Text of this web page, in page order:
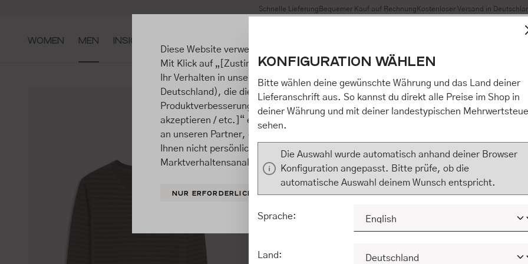
Zur Hauptnavigation springen Schnelle Lieferung Bequemer Kauf auf Rechnung Kostenloser Versand in
WOMEN MEN INSIGHTS
Diese Website verwendet Cookies, um eine bestmögliche Erfahrung bieten zu können.
Mit Klick auf „[Zustimmen / Alles akzeptieren / etc.]“ erteilen Sie Ihre Einwilligung
Ihr Verhalten in unserem Shop an unseren Partner, die shopware AG (Ebbinghoff 10,
Deutschland), die diese Daten Ihnen nicht persönlich zuordnen kann, sie aber zu
Produktverbesserungen, Marktverhaltensanalysen) verarbeiten darf. Mit Klick auf
akzeptieren / etc.]“ erteilen Sie Ihre Einwilligung auch in die Weitergabe über Ihr
an unseren Partner, die shopware AG (Ebbinghoff 10, 48624 Schöppingen,
Ihnen nicht persönlich zuordnen kann, sie aber zu eigenen Zwecken (z.B.
Marktverhaltensanalysen) verarbeiten darf.
NUR ERFORDERLICHE KONFIGURIEREN ALLE COOKIES
KONFIGURATION WÄHLEN
Bitte wählen deine gewünschte Währung und das Land deiner
Lieferanschrift aus. So kannst du direkt alle Preise im Shop in
deiner Währung und mit deiner landestypischen
sehen.
Die Auswahl wurde automatisch anhand deiner Browser
Konfiguration angepasst. Bitte prüfe, ob die
automatische Auswahl deinem Wunsch entspricht.
Sprache:
Land: